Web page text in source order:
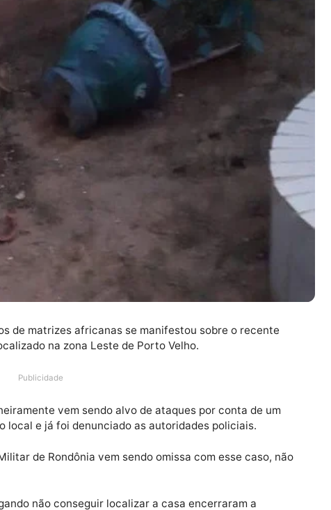
de matrizes africanas se manifestou sobre o
localizado na zona Leste de Porto Velho.
vem sendo alvo de ataques por conta de